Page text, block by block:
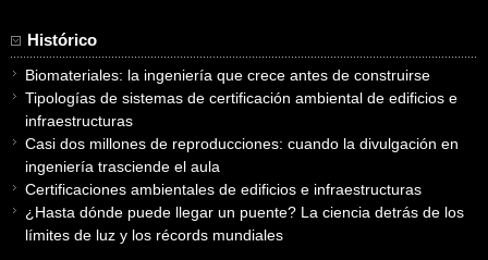
Histórico
Biomateriales: la ingeniería que crece antes de construirse
Tipologías de sistemas de certificación ambiental de edificios e
infraestructuras
Casi dos millones de reproducciones: cuando la divulgación en
ingeniería trasciende el aula
Certificaciones ambientales de edificios e infraestructuras
¿Hasta dónde puede llegar un puente? La ciencia detrás de los
límites de luz y los récords mundiales